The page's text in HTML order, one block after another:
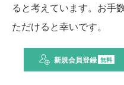
ると考えています。お手
ただけると幸いです。
新規会員登録 無料